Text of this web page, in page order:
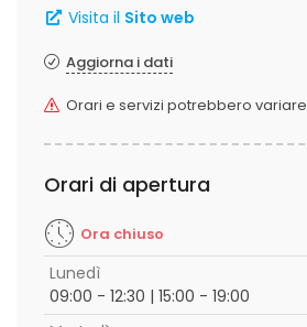
Visita il Sito web
Aggiorna i dati
Orari e servizi potrebbero variare
Orari di apertura
Ora chiuso
Lunedì
09:00 - 12:30 | 15:00 - 19:00